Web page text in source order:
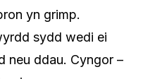
yn grimp.
sydd wedi ei
neu ddau. Cyngor –